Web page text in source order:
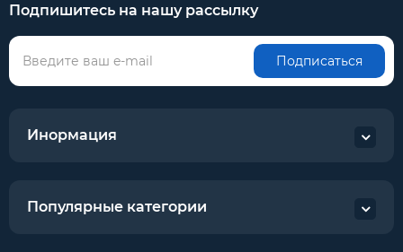
Подпишитесь на нашу рассылку
Подписаться
Инормация
Популярные категории